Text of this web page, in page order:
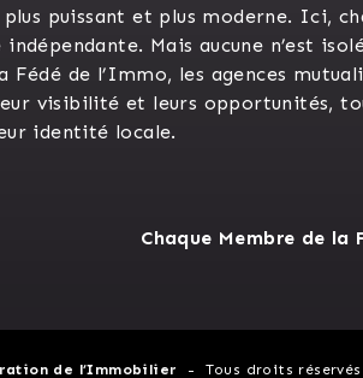
puissant et plus moderne. Ici,
Mais aucune n’est
Fédé de l’Immo, les agences
visibilité et leurs opportunités,
identité locale.
Chaque Membre de
de l’Immobilier Tous droits réservés